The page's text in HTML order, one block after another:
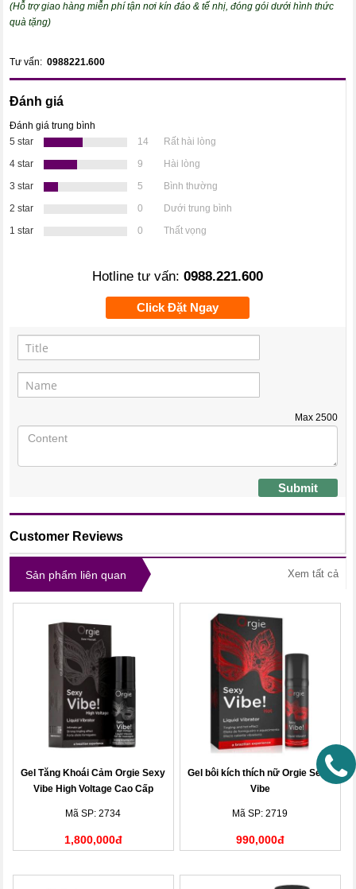
(Hỗ trợ giao hàng miễn phí tận nơi kín đáo & tế nhị, đóng gói dưới hình thức
quà tặng)
Tư vấn:0988221.600
Đánh giá
Đánh giá trung bình
5 star
14
Rất hài lòng
4 star
9
Hài lòng
3 star
5
Bình thường
2 star
0
Dưới trung bình
1 star
0 Thất vọng
Hotline tư vấn: 0988.221.600
Click Đặt Ngay
Max 2500
Submit
Customer Reviews
Sản phẩm liên quan Xem tất cả
Gel Tăng Khoái Cảm Orgie Sexy
Vibe High Voltage Cao Cấp
Mã SP: 2734
1,800,000đ
Gel bôi kích thích nữ Orgie Sexy
Vibe
Mã SP: 2719
990,000đ